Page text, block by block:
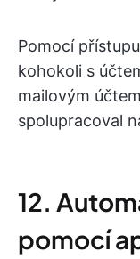
Pomocí
kohokoli s
mailovým
spolupracoval
12.
pomocí